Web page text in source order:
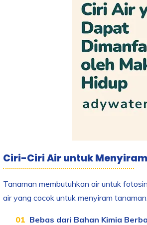
Ciri-Ciri Air untuk
Tanaman membutuhkan air untuk
air yang cocok untuk menyiram tanaman:
Bebas dari Bahan Kimia